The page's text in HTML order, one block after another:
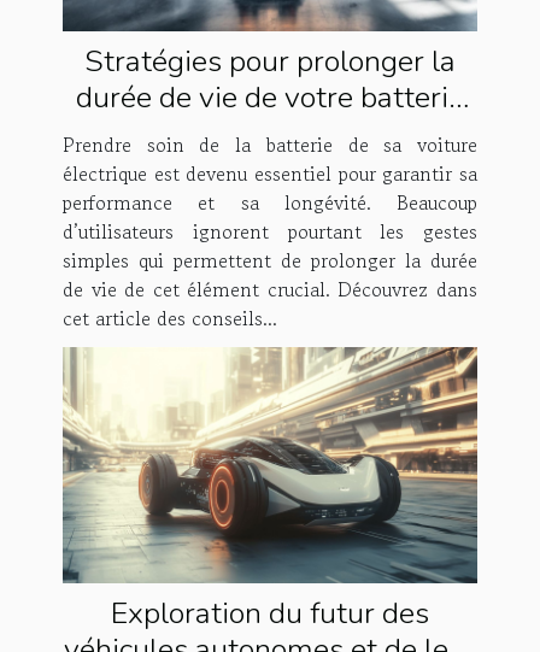
Stratégies pour prolonger la
durée de vie de votre batterie
de voiture électrique
Prendre soin de la batterie de sa voiture
électrique est devenu essentiel pour garantir sa
performance et sa longévité. Beaucoup
d’utilisateurs ignorent pourtant les gestes
simples qui permettent de prolonger la durée
de vie de cet élément crucial. Découvrez dans
cet article des conseils...
Exploration du futur des